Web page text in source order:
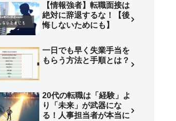
【情報強者】転職面接は
絶対に辞退するな！【後
悔しないためにも】
一日でも早く失業手当を
もらう方法と手順とは？
20代の転職は「経験」よ
り「未来」が武器にな
る！人事担当者が本当に